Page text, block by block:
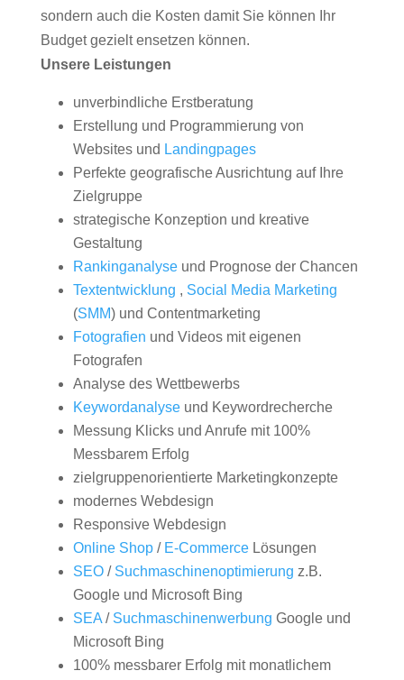
sondern auch die Kosten damit Sie können Ihr
Budget gezielt ensetzen können.
Unsere Leistungen
unverbindliche Erstberatung
Erstellung und Programmierung von
Websites und Landingpages
Perfekte geografische Ausrichtung auf Ihre
Zielgruppe
strategische Konzeption und kreative
Gestaltung
Rankinganalyseund Prognose der Chancen
Textentwicklung , Social Media Marketing
(SMM) und Contentmarketing
Fotografien und Videos mit eigenen
Fotografen
Analyse des Wettbewerbs
Keywordanalyseund Keywordrecherche
Messung Klicks und Anrufe mit 100%
Messbarem Erfolg
zielgruppenorientierte Marketingkonzepte
modernes Webdesign
Responsive Webdesign
Online Shop/ E-CommerceLösungen
SEO/ Suchmaschinenoptimierung z.B.
Google und Microsoft Bing
SEA/ Suchmaschinenwerbung Google und
Microsoft Bing
100% messbarer Erfolg mit monatlichem